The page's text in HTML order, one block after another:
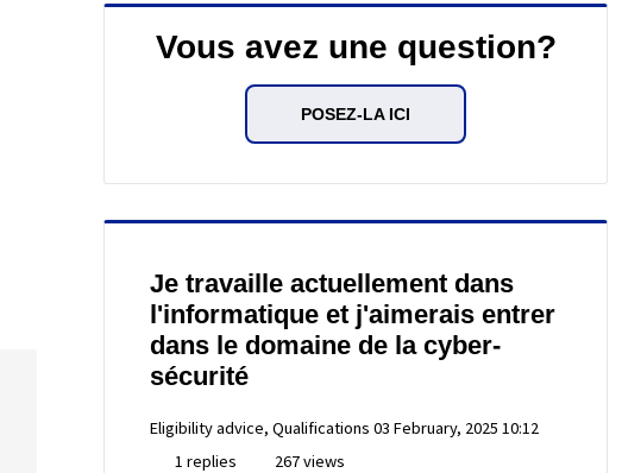
Vous avez une question?
POSEZ-LA ICI
Je travaille actuellement dans
l'informatique et j'aimerais entrer
dans le domaine de la cyber-
sécurité
Eligibility advice, Qualifications 03 February, 2025 10:12
1 replies
267 views